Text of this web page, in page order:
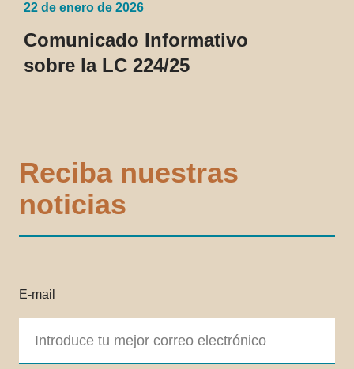
22 de enero de 2026
Comunicado Informativo
sobre la LC 224/25
Reciba nuestras
noticias
E-mail